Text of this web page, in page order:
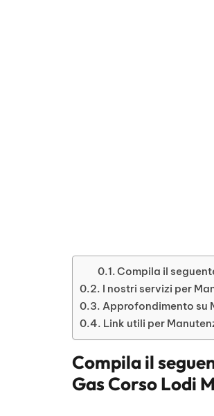
Compila il
I nostri servizi per
Approfondimento su
Link utili per
Compila il
Gas Corso Lodi